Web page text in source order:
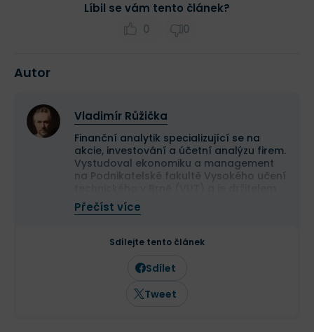
Líbil se vám tento článek?
0
0
Autor
Vladimír Růžička
Finanční analytik specializující se na
akcie, investování a účetní analýzu firem.
Vystudoval ekonomiku a management
na Podnikatelské fakultě Vysokého učení
mezinárodní účetní kvalifikace ACCA.
Profesní zkušenosti získal ve společnosti
podílel na auditech a oceňování
mezinárodních společností
obchodovaných na burze. Později působil
v bankovnictví jako ředitel controllingu a
interního auditu.
Od roku 2017 se věnuje finanční analytice
Přečíst více
Sdílejte tento článek
Sdílet
Tweet